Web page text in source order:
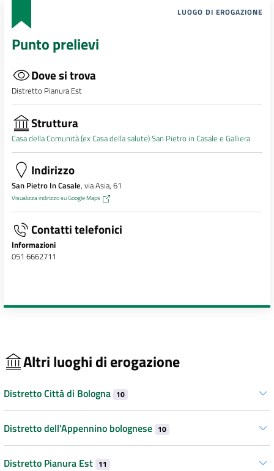
LUOGO DI EROGAZIONE
Punto prelievi
Dove si trova
Distretto Pianura Est
Struttura
Casa della Comunità (ex Casa della salute) San Pietro in Casale e Galliera
Indirizzo
San Pietro In Casale, via Asia, 61
Visualizza indirizzo su Google Maps
Contatti telefonici
Informazioni
051 6662711
Altri luoghi di erogazione
Distretto Città di Bologna 10
Distretto dell’Appennino bolognese 10
Distretto Pianura Est 11